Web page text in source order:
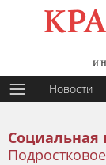
Новости
Социальная